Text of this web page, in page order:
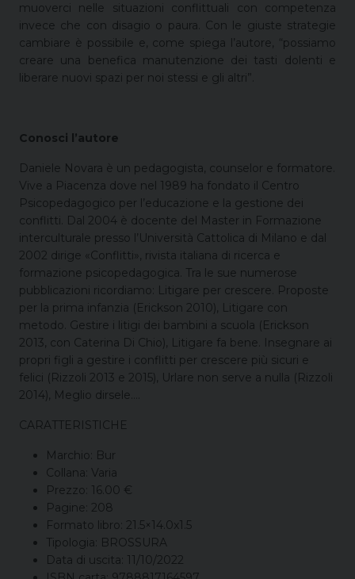
muoverci nelle situazioni conflittuali con competenza
invece che con disagio o paura. Con le giuste strategie
cambiare è possibile e, come spiega l’autore, “possiamo
creare una benefica manutenzione dei tasti dolenti e
liberare nuovi spazi per noi stessi e gli altri”.
Conosci l’autore
Daniele Novara è un pedagogista, counselor e formatore.
Vive a Piacenza dove nel 1989 ha fondato il Centro
Psicopedagogico per l’educazione e la gestione dei
conflitti. Dal 2004 è docente del Master in Formazione
interculturale presso l’Università Cattolica di Milano e dal
2002 dirige «Conflitti», rivista italiana di ricerca e
formazione psicopedagogica. Tra le sue numerose
pubblicazioni ricordiamo: Litigare per crescere. Proposte
per la prima infanzia (Erickson 2010), Litigare con
metodo. Gestire i litigi dei bambini a scuola (Erickson
2013, con Caterina Di Chio), Litigare fa bene. Insegnare ai
propri figli a gestire i conflitti per crescere più sicuri e
felici (Rizzoli 2013 e 2015), Urlare non serve a nulla (Rizzoli
2014), Meglio dirsele….
CARATTERISTICHE
Marchio: Bur
Collana: Varia
Prezzo: 16.00 €
Pagine: 208
Formato libro: 21.5×14.0x1.5
Tipologia: BROSSURA
Data di uscita: 11/10/2022